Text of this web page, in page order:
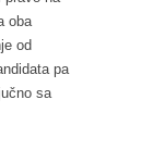
oba
od
pa
sa